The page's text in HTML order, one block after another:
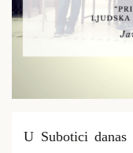
U Subotici danas